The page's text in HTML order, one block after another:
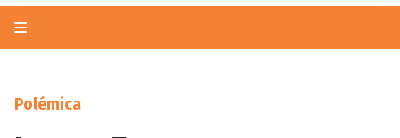
Polémica